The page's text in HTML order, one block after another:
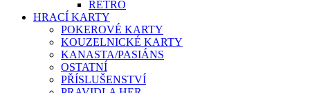
RETRO
HRACÍ KARTY
POKEROVÉ KARTY
KOUZELNICKÉ KARTY
KANASTA/PASIÁNS
OSTATNÍ
PŘÍSLUŠENSTVÍ